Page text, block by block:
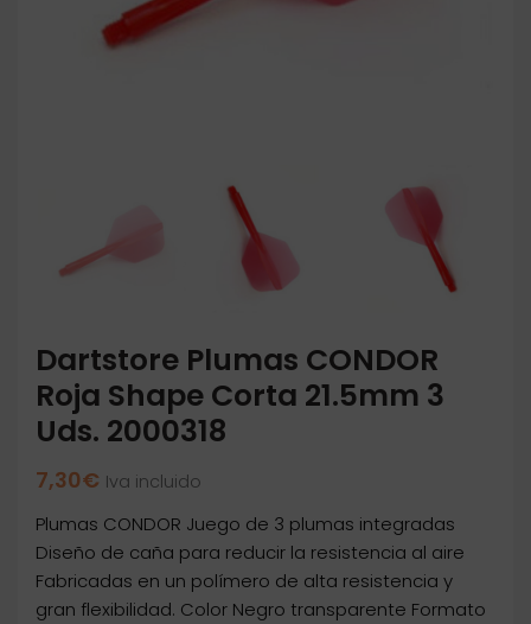
Dartstore Plumas CONDOR
Roja Shape Corta 21.5mm 3
Uds. 2000318
7,30€ Iva incluido
Plumas CONDOR Juego de 3 plumas integradas
Diseño de caña para reducir la resistencia al aire
Fabricadas en un polímero de alta resistencia y
gran flexibilidad. Color Negro transparente Formato